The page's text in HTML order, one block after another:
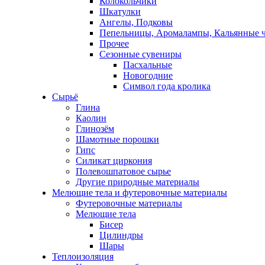
Шкатулки
Ангелы, Подковы
Пепельницы, Аромалампы, Кальянные
Прочее
Сезонные сувениры
Пасхальные
Новогодние
Символ года кролика
Сырьё
Глина
Каолин
Глинозём
Шамотные порошки
Гипс
Силикат циркония
Полевошпатовое сырье
Другие природные материалы
Мелющие тела и футеровочные материалы
Футеровочные материалы
Мелющие тела
Бисер
Цилиндры
Шары
Теплоизоляция